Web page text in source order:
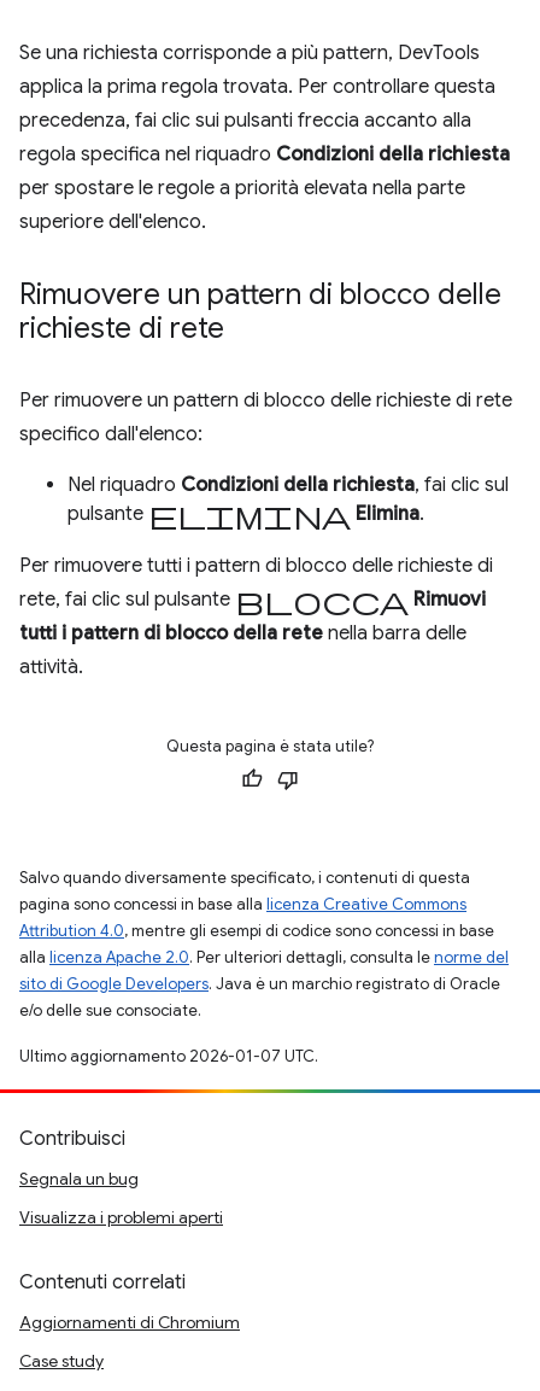
Se una richiesta corrisponde a più pattern, DevTools
applica la prima regola trovata. Per controllare questa
precedenza, fai clic sui pulsanti freccia accanto alla
regola specifica nel riquadro Condizioni della richiesta
per spostare le regole a priorità elevata nella parte
superiore dell'elenco.
Rimuovere un pattern di blocco delle
richieste di rete
Per rimuovere un pattern di blocco delle richieste di rete
specifico dall'elenco:
Nel riquadro Condizioni della richiesta, fai clic sul
pulsante Elimina Elimina.
Per rimuovere tutti i pattern di blocco delle richieste di
rete, fai clic sul pulsante Blocca Rimuovi
tutti i pattern di blocco della rete nella barra delle
attività.
Questa pagina è stata utile?
Salvo quando diversamente specificato, i contenuti di questa
pagina sono concessi in base alla licenza Creative Commons
Attribution 4.0, mentre gli esempi di codice sono concessi in base
alla licenza Apache 2.0. Per ulteriori dettagli, consulta lenorme del
sito di Google Developers. Java è un marchio registrato di Oracle
e/o delle sue consociate.
Ultimo aggiornamento 2026-01-07 UTC.
Contribuisci
Segnala un bug
Visualizza i problemi aperti
Contenuti correlati
Aggiornamenti di Chromium
Case study